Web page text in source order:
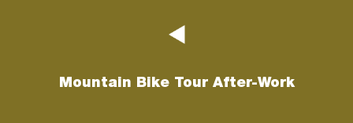
Mountain Bike Tour After-Work